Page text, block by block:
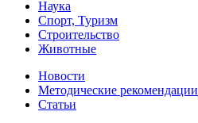
Наука
Спорт, Туризм
Строительство
Животные
Новости
Методические рекомендации
Статьи